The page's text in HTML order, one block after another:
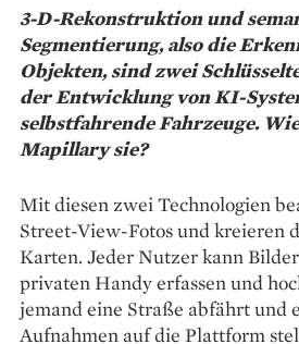
3-D-Rekonstruktion und
Segmentierung, also die
Objekten, sind zwei
der Entwicklung von KI-
selbstfahrende Fahrzeuge.
Mapillary sie?
Mit diesen zwei Technologien
Street-View-Fotos und kreieren
Karten. Jeder Nutzer kann
privaten Handy erfassen und
jemand eine Straße abfährt und
Aufnahmen auf die Plattform